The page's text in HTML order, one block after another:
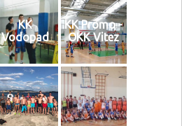
KK
Vodopad
KK Promo -
OKK Vitez